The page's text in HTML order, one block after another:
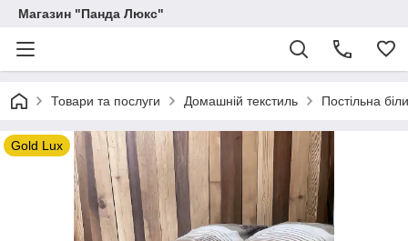
Магазин "Панда Люкс"
Товари та послуги Домашній текстиль Постільна
Gold Lux